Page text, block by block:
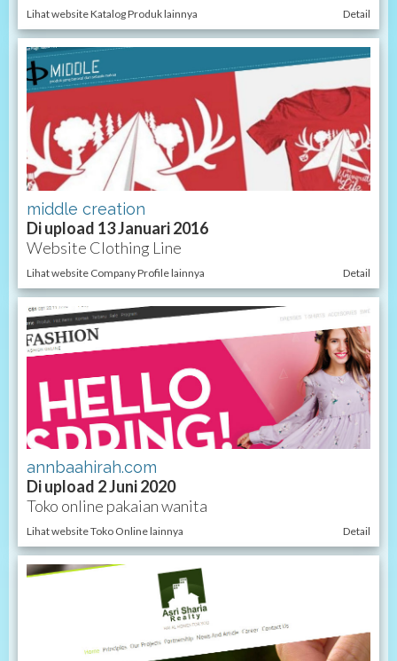
Lihat website Katalog Produk lainnya Detail
middle creation
Di upload 13 Januari 2016
Website Clothing Line
Lihat website Company Profile lainnya Detail
annbaahirah.com
Di upload 2 Juni 2020
Toko online pakaian wanita
Lihat website Toko Online lainnya Detail